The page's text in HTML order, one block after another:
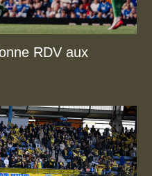
RDV aux